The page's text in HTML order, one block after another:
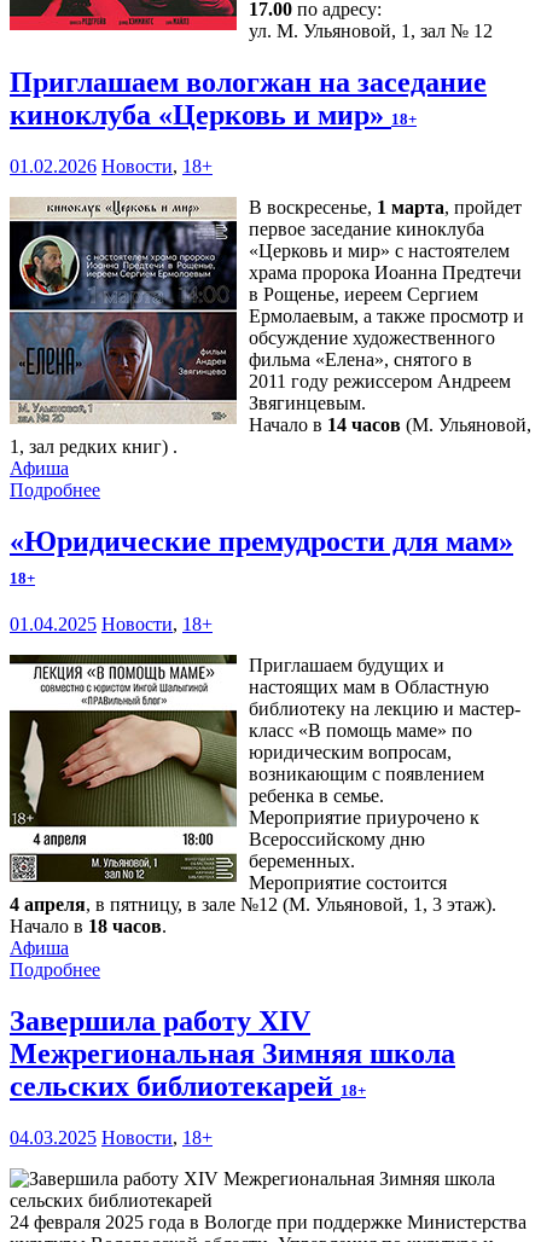
17.00 по адресу:
ул. М. Ульяновой, 1, зал № 12
Приглашаем вологжан на заседание
киноклуба «Церковь и мир» 18+
01.02.2026 Новости, 18+
В воскресенье, 1 марта, пройдет
первое заседание киноклуба
«Церковь и мир» с настоятелем
храма пророка Иоанна Предтечи
в Рощенье, иереем Сергием
Ермолаевым, а также просмотр и
обсуждение художественного
фильма «Елена», снятого в
2011 году режиссером Андреем
Звягинцевым.
Начало в 14 часов (М. Ульяновой,
1, зал редких книг) .
Афиша
Подробнее
«Юридические премудрости для мам»
18+
01.04.2025 Новости, 18+
Приглашаем будущих и
настоящих мам в Областную
библиотеку на лекцию и мастер-
класс «В помощь маме» по
юридическим вопросам,
возникающим с появлением
ребенка в семье.
Мероприятие приурочено к
Всероссийскому дню
беременных.
Мероприятие состоится
4 апреля, в пятницу, в зале №12 (М. Ульяновой, 1, 3 этаж).
Начало в 18 часов.
Афиша
Подробнее
Завершила работу XIV
Межрегиональная Зимняя школа
сельских библиотекарей 18+
04.03.2025 Новости, 18+
24 февраля 2025 года в Вологде при поддержке Министерства